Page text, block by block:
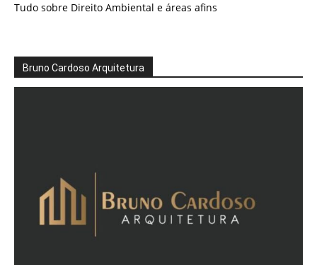
Tudo sobre Direito Ambiental e áreas afins
Bruno Cardoso Arquitetura